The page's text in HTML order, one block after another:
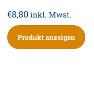
€8,80inkl. Mwst.
Produkt anzeigen